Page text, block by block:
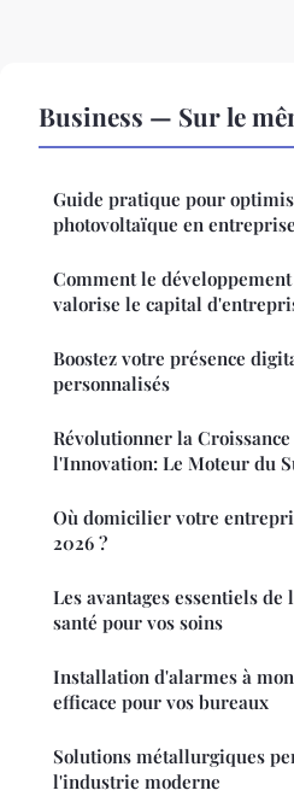
Business — Sur le
Guide pratique pour
photovoltaïque en entreprise
Comment le
valorise le capital
Boostez votre présence
personnalisés
Révolutionner la
l'Innovation: Le Moteur du
Où domicilier votre
2026 ?
Les avantages essentiels
santé pour vos soins
Installation d'alarmes à
efficace pour vos bureaux
Solutions métallurgiques
l'industrie moderne